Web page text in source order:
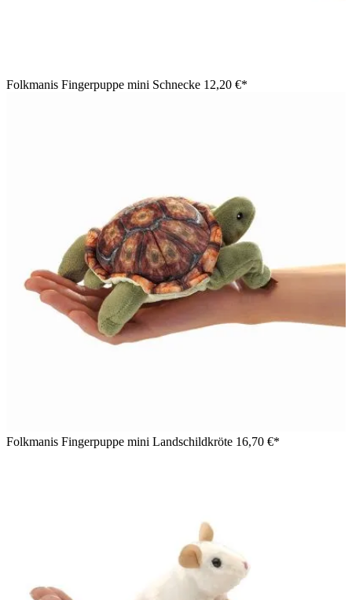
Folkmanis Fingerpuppe mini Schnecke 12,20 €*
Folkmanis Fingerpuppe mini Landschildkröte 16,70 €*